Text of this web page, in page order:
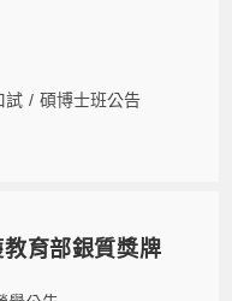
試 / 碩博士班公告
育部銀質獎牌